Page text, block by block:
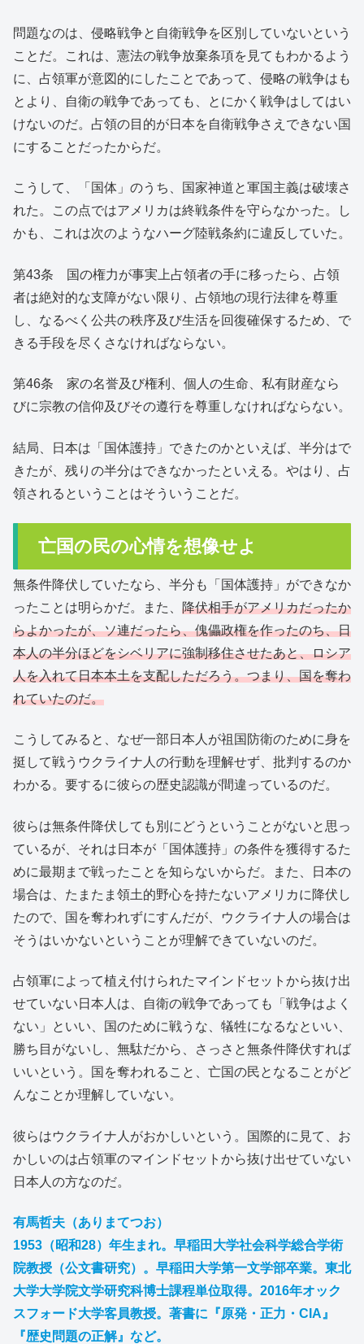
問題なのは、侵略戦争と自衛戦争を区別していないという
ことだ。これは、憲法の戦争放棄条項を見てもわかるよう
に、占領軍が意図的にしたことであって、侵略の戦争はも
とより、自衛の戦争であっても、とにかく戦争はしてはい
けないのだ。占領の目的が日本を自衛戦争さえできない国
にすることだったからだ。
こうして、「国体」のうち、国家神道と軍国主義は破壊さ
れた。この点ではアメリカは終戦条件を守らなかった。し
かも、これは次のようなハーグ陸戦条約に違反していた。
第43条 国の権力が事実上占領者の手に移ったら、占領
者は絶対的な支障がない限り、占領地の現行法律を尊重
し、なるべく公共の秩序及び生活を回復確保するため、で
きる手段を尽くさなければならない。
第46条 家の名誉及び権利、個人の生命、私有財産なら
びに宗教の信仰及びその遵行を尊重しなければならない。
結局、日本は「国体護持」できたのかといえば、半分はで
きたが、残りの半分はできなかったといえる。やはり、占
領されるということはそういうことだ。
亡国の民の心情を想像せよ
無条件降伏していたなら、半分も「国体護持」ができなか
ったことは明らかだ。また、 降伏相手がアメリカだったか
らよかったが、ソ連だったら、傀儡政権を作ったのち、日
本人の半分ほどをシベリアに強制移住させたあと、ロシア
人を入れて日本本土を支配しただろう。つまり、国を奪わ
れていたのだ。
こうしてみると、なぜ一部日本人が祖国防衛のために身を
挺して戦うウクライナ人の行動を理解せず、批判するのか
わかる。要するに彼らの歴史認識が間違っているのだ。
彼らは無条件降伏しても別にどうということがないと思っ
ているが、それは日本が「国体護持」の条件を獲得するた
めに最期まで戦ったことを知らないからだ。また、日本の
場合は、たまたま領土的野心を持たないアメリカに降伏し
たので、国を奪われずにすんだが、ウクライナ人の場合は
そうはいかないということが理解できていないのだ。
占領軍によって植え付けられたマインドセットから抜け出
せていない日本人は、自衛の戦争であっても「戦争はよく
ない」といい、国のために戦うな、犠牲になるなといい、
勝ち目がないし、無駄だから、さっさと無条件降伏すれば
いいという。国を奪われること、亡国の民となることがど
んなことか理解していない。
彼らはウクライナ人がおかしいという。国際的に見て、お
かしいのは占領軍のマインドセットから抜け出せていない
日本人の方なのだ。
有馬哲夫（ありまてつお）
1953（昭和28）年生まれ。早稲田大学社会科学総合学術
院教授（公文書研究）。早稲田大学第一文学部卒業。東北
大学大学院文学研究科博士課程単位取得。2016年オック
スフォード大学客員教授。著書に『原発・正力・CIA』
『歴史問題の正解』など。